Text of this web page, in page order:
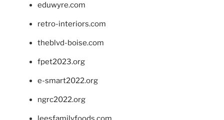
eduwyre.com
retro-interiors.com
theblvd-boise.com
fpet2023.org
e-smart2022.org
ngrc2022.org